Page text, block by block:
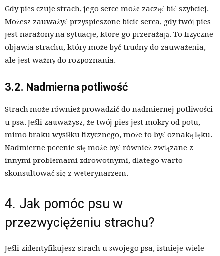
Gdy pies czuje strach, jego serce może zacząć bić szybciej.
Możesz zauważyć przyspieszone bicie serca, gdy twój pies
jest narażony na sytuacje, które go przerażają. To fizyczne
objawia strachu, który może być trudny do zauważenia,
ale jest ważny do rozpoznania.
3.2. Nadmierna potliwość
Strach może również prowadzić do nadmiernej potliwości
u psa. Jeśli zauważysz, że twój pies jest mokry od potu,
mimo braku wysiłku fizycznego, może to być oznaką lęku.
Nadmierne pocenie się może być również związane z
innymi problemami zdrowotnymi, dlatego warto
skonsultować się z weterynarzem.
4. Jak pomóc psu w
przezwyciężeniu strachu?
Jeśli zidentyfikujesz strach u swojego psa, istnieje wiele